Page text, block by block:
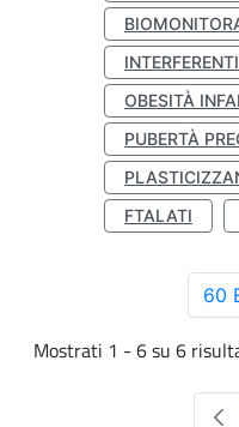
OBESITÀ
PUBERTÀ
FTALATI
60
Mostrati 1 - 6 su 6